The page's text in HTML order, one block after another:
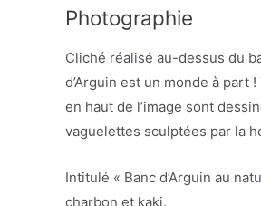
Photographie
Cliché réalisé au-dessus du
d’Arguin est un monde à part
en haut de l’image sont
vaguelettes sculptées par la
Intitulé « Banc d’Arguin au
charbon et kaki.